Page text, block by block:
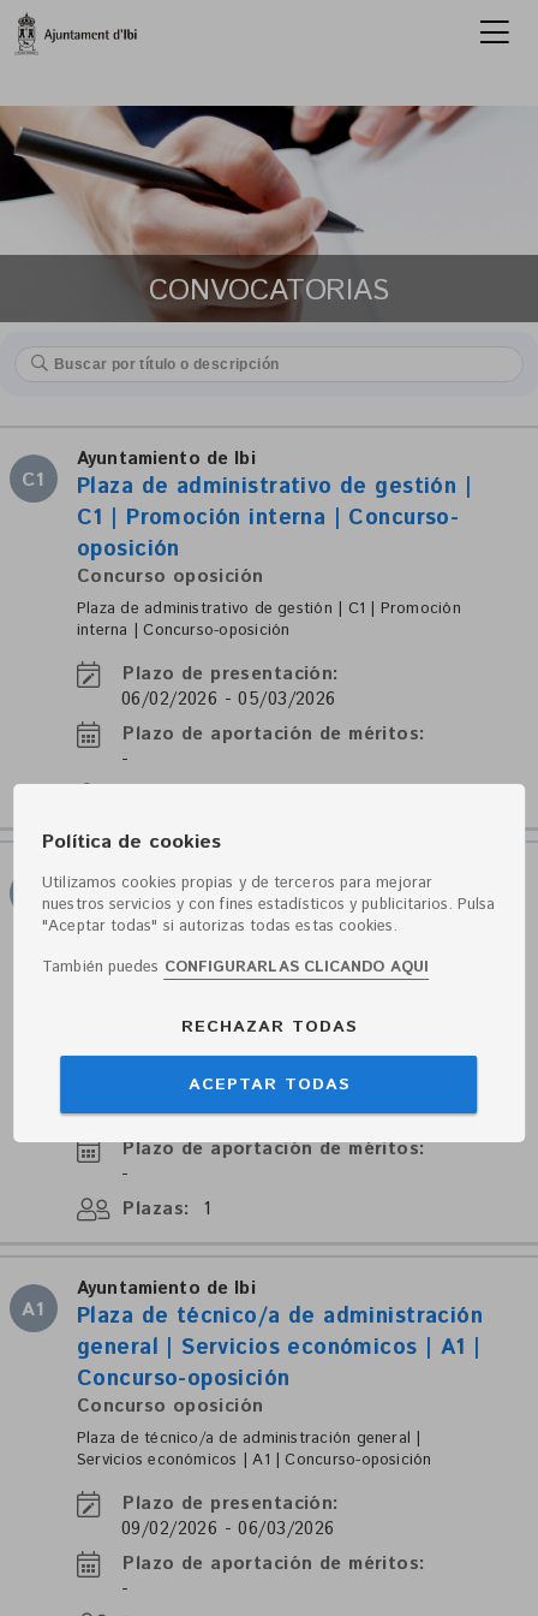
CONVOCATORIAS
C1
Ayuntamiento de Ibi
Plaza de administrativo de gestión |
C1 | Promoción interna | Concurso-
oposición
Concurso oposición
Plaza de administrativo de gestión | C1 | Promoción
interna | Concurso-oposición
Plazo de presentación:
06/02/2026 - 05/03/2026
Plazo de aportación de méritos:
-
A1
Ayuntamiento de Ibi
Plaza de técnico/a de administración
general | RRHH | A1 | Concurso-
oposición
Plaza de técnico/a de administración general | RRHH |
Plazo de presentación:
09/02/2026 - 06/03/2026
Plazo de aportación de méritos:
-
Plazas:
1
A1
Ayuntamiento de Ibi
Plaza de técnico/a de administración
general | Servicios económicos | A1 |
Concurso-oposición
Concurso oposición
Plaza de técnico/a de administración general |
Servicios económicos | A1 | Concurso-oposición
Plazo de presentación:
09/02/2026 - 06/03/2026
Plazo de aportación de méritos:
-
Política de cookies
Utilizamos cookies propias y de terceros para mejorar
nuestros servicios y con fines estadísticos y publicitarios. Pulsa
"Aceptar todas" si autorizas todas estas cookies.
También puedes CONFIGURARLAS CLICANDO AQUI
RECHAZAR TODAS
ACEPTAR TODAS